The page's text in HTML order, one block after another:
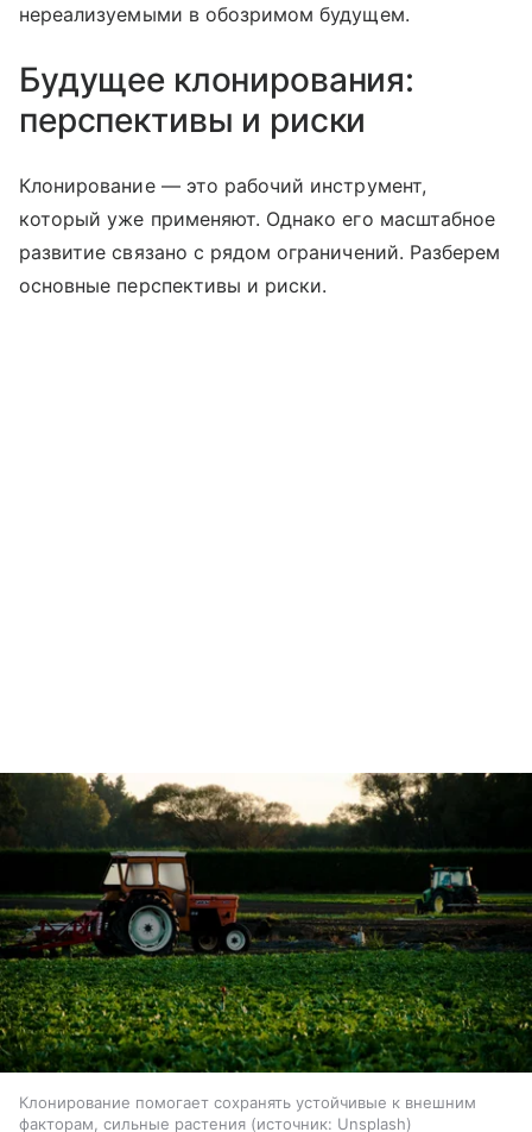
нереализуемыми в обозримом будущем.
Будущее клонирования:
перспективы и риски
Клонирование — это рабочий инструмент,
который уже применяют. Однако его масштабное
развитие связано с рядом ограничений. Разберем
основные перспективы и риски.
Клонирование помогает сохранять устойчивые к внешним
факторам, сильные растения
источник: Unsplash